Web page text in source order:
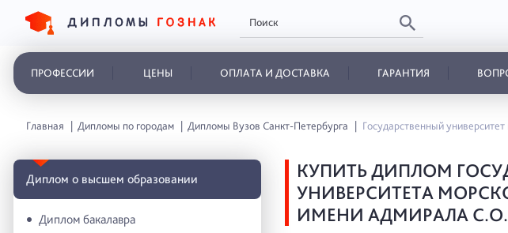
ПРОФЕССИИ ЦЕНЫ ОПЛАТА И ДОСТАВКА ГАРАНТИЯ
Главная Дипломы по городам Дипломы Вузов Санкт-Петербурга Государственный
Диплом о высшем образовании
Диплом бакалавра
КУПИТЬ ДИПЛОМ
УНИВЕРСИТЕТА
ИМЕНИ АДМИРАЛА